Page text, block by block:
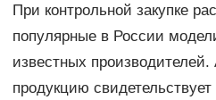
При контрольной закупке
популярные в России
известных
продукцию свидетельствует